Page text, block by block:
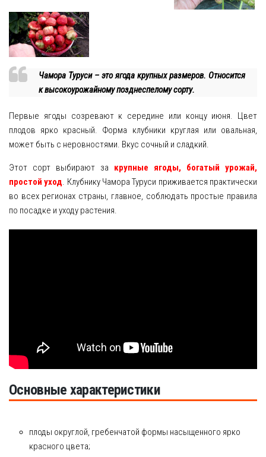
Чамора Туруси – это ягода крупных размеров. Относится
к высокоурожайному позднеспелому сорту.
Первые ягоды созревают к середине или концу июня. Цвет
плодов ярко красный. Форма клубники круглая или овальная,
может быть с неровностями. Вкус сочный и сладкий.
Этот сорт выбирают за крупные ягоды, богатый урожай,
простой уход. Клубнику Чамора Туруси приживается практически
во всех регионах страны, главное, соблюдать простые правила
по посадке и уходу растения.
Основные характеристики
плоды округлой, гребенчатой формы насыщенного ярко
красного цвета;